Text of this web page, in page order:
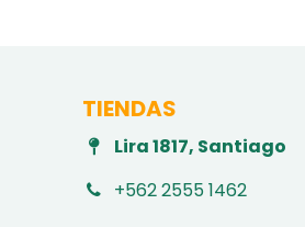
TIENDAS
Lira 1817, Santiago
+562 2555 1462